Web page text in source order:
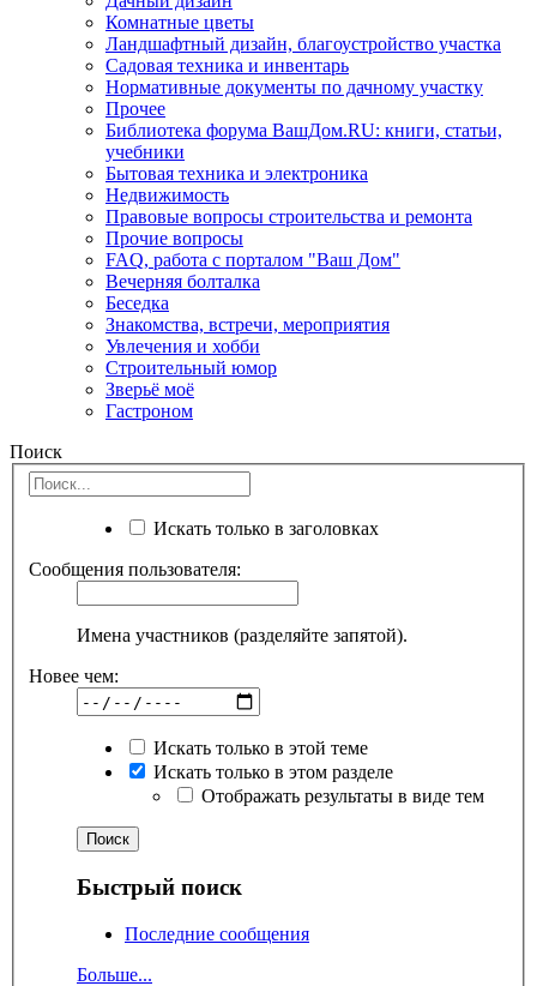
Комнатные цветы
Ландшафтный дизайн, благоустройство участка
Садовая техника и инвентарь
Нормативные документы по дачному участку
Прочее
Библиотека форума ВашДом.RU: книги, статьи,
учебники
Бытовая техника и электроника
Недвижимость
Правовые вопросы строительства и ремонта
Прочие вопросы
FAQ, работа с порталом "Ваш Дом"
Вечерняя болталка
Беседка
Знакомства, встречи, мероприятия
Увлечения и хобби
Строительный юмор
Зверьё моё
Гастроном
Поиск
Искать только в заголовках
Сообщения пользователя:
Имена участников (разделяйте запятой).
Новее чем:
Искать только в этой теме
Искать только в этом разделе
Отображать результаты в виде тем
Быстрый поиск
Последние сообщения
Больше...